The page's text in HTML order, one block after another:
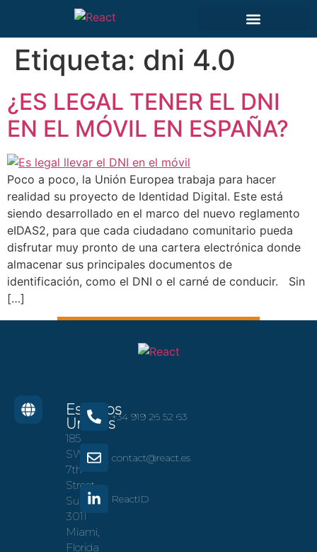
Etiqueta: dni 4.0
¿ES LEGAL TENER EL DNI
EN EL MÓVIL EN ESPAÑA?
Poco a poco, la Unión Europea trabaja para hacer
realidad su proyecto de Identidad Digital. Este está
siendo desarrollado en el marco del nuevo reglamento
eIDAS2, para que cada ciudadano comunitario pueda
disfrutar muy pronto de una cartera electrónica donde
almacenar sus principales documentos de
identificación, como el DNI o el carné de conducir. Sin
[…]
Estados
Unidos
185
SW
7th
Street
Suite
3011
Miami,
Florida
+34 919 26 52 63
contact@react.es
ReactID